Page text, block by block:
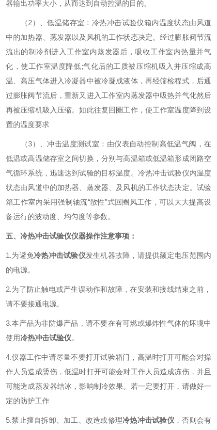
器输出功率大小，从而达到自动控温的目的。
（2）、低温储存室：冷热冲击试验仪箱内温度状态由风道
中的加热器、蒸发器以及风机的工作状态决定。经过膨胀阀节流
流出的制冷剂进入工作室内蒸发器后，吸收工作室内热量并气
化，使工作室温度降低;气化后的工质被压缩机吸入并压缩成高
温、高压气体进入冷凝器中被冷凝成液体，再经筛检程式， 后通
过膨胀阀节流后，重新又进入工作室内蒸发器中吸热并气化然后
再被压缩机吸入压缩。如此往复回圈工作，使工作室温度降到设
置的温度要求
（3）、冲击温度测试室：由仪表自动控制高低温气阀，在
低温或高温储存室之间切换，分别与高温箱或低温箱形成闭路空
气循环系统，迅速达到试验的目标温度。冷热冲击试验仪内温度
状态由风道中的加热器、蒸发器、及风机的工作状态决定。试验
箱工作室内采用强制轴流“散性"式回圈风工作，可以大大提高设
备运行的波动度、均匀度等参数。
五、冷热冲击试验仪仪器操作注意事项：
1.为避免冷热冲击试验仪发生机器故障，请提供额定电压范围内
的电源。
2.为了防止触电或产生误动作和故障，在安装和接线结束之前，
请不要接通电源。
3.本产品为非防爆产品，请不要在有可燃或爆炸性气体的坏境中
使用冷热冲击试验仪。
4.仪器工作中请尽量不要打开试验箱门，高温时打开可能会对操
作人员造成烫伤，低温时打开可能会对工作人员造成冻伤，并且
可能造成蒸发器结冰，影响制冷效果。若一定要打开，请做好一
定的防护工作
5.禁止擅自拆卸、加工、改造或修理冷热冲击试验仪 ，否则会有